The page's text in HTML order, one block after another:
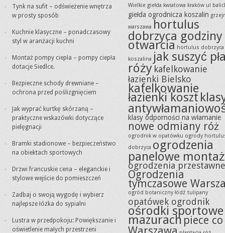
Tynk na sufit – odświeżenie wnętrza
w prosty sposób
Kuchnie klasyczne – ponadczasowy
styl w aranżacji kuchni
Montaż pompy ciepła – pompy ciepła
dotacje Siedlce.
Bezpieczne schody drewniane –
ochrona przed poślizgnięciem
Jak wyprać kurtkę skórzaną –
praktyczne wskazówki dotyczące
pielęgnacji
Bramki stadionowe – bezpieczeństwo
na obiektach sportowych
Drzwi francuskie cena – eleganckie i
stylowe wejście do pomieszczeń
Zadbaj o swoją wygodę i wybierz
najlepsze łóżka do sypialni
Lustra w przedpokoju: Powiększanie i
oświetlenie małych przestrzeni
Wielkie giełda kwiatowa kraków ul
giełda ogrodnicza koszalin
warszawa hortulus
dobrzyca godziny
otwarcia hortulus dobrzyca
koszalina jak suszyć
róży kafelkowanie
łazienki Bielsko
kafelkowanie
łazienki koszt
klasy odporności na włamanie
nowe odmiany róż
ogrodnik w opatówku ogrody
dobrzyca ogrodzenia
panelowe montaż
ogrodzenia przestawne
Ogrodzenia
tymczasowe
ogród botaniczny łódź tulipany
opatówek ogrodnik
ośrodki
mazurach piece co